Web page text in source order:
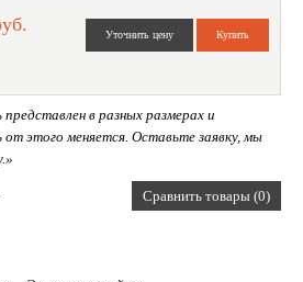
в разных размерах и
этого меняется. Оставьте заявку, мы
Сравнить товары (0)